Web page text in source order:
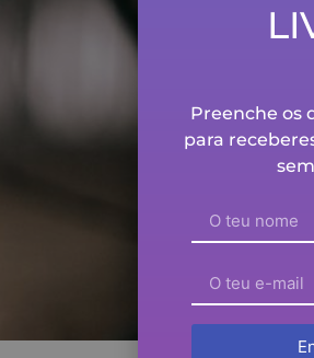
Preenche os
para